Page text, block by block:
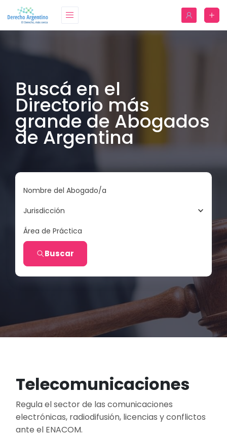
Buscá en el
Directorio más
grande de Abogados
de Argentina
Nombre del Abogado/a
Jurisdicción
Área de Práctica
Buscar
Telecomunicaciones
Regula el sector de las comunicaciones
electrónicas, radiodifusión, licencias y conflictos
ante el ENACOM.